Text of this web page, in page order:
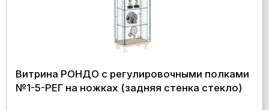
Витрина РОНДО с регулировочными полками
№1-5-РЕГ на ножках (задняя стенка стекло)